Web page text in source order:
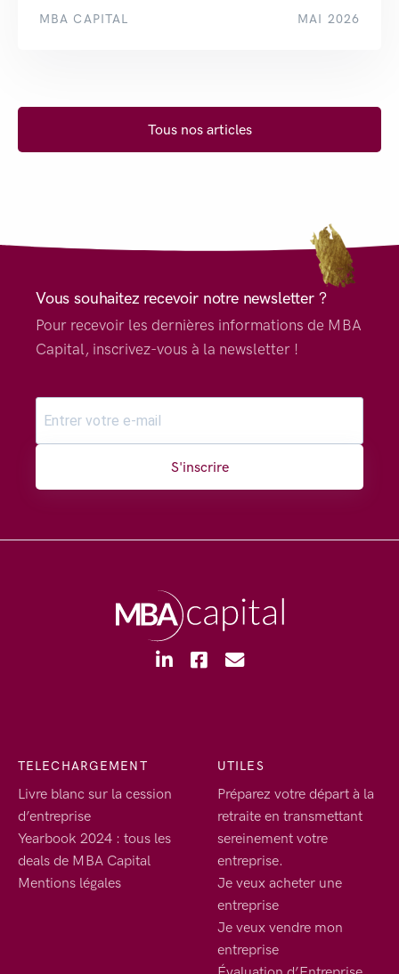
MBA CAPITAL MAI 2026
Tous nos articles
Vous souhaitez recevoir notre newsletter ?
Pour recevoir les dernières informations de MBA
Capital, inscrivez-vous à la newsletter !
S'inscrire
TELECHARGEMENT
Livre blanc sur la cession
d’entreprise
Yearbook 2024 : tous les
deals de MBA Capital
Mentions légales
UTILES
Préparez votre départ à la
retraite en transmettant
sereinement votre
entreprise.
Je veux acheter une
entreprise
Je veux vendre mon
entreprise